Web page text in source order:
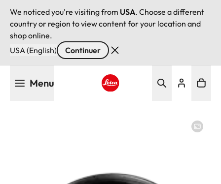
We noticed you're visiting from USA. Choose a different
country or region to view content for your location and
shop online.
USA (English)
Continuer
Menu